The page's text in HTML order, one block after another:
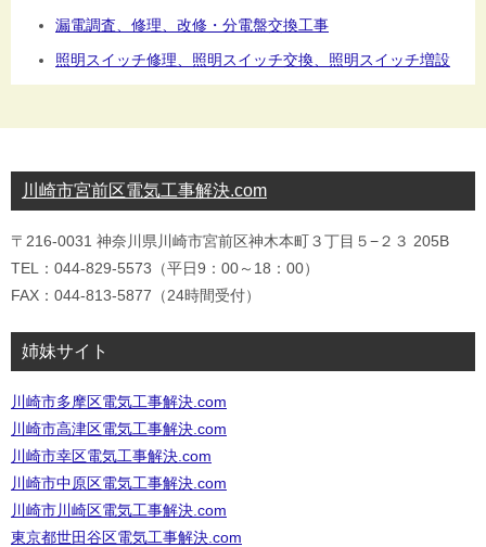
漏電調査、修理、改修・分電盤交換工事
照明スイッチ修理、照明スイッチ交換、照明スイッチ増設
川崎市宮前区電気工事解決.com
〒216-0031 神奈川県川崎市宮前区神木本町３丁目５−２３ 205B
TEL：044-829-5573（平日9：00～18：00）
FAX：044-813-5877（24時間受付）
姉妹サイト
川崎市多摩区電気工事解決.com
川崎市高津区電気工事解決.com
川崎市幸区電気工事解決.com
川崎市中原区電気工事解決.com
川崎市川崎区電気工事解決.com
東京都世田谷区電気工事解決.com